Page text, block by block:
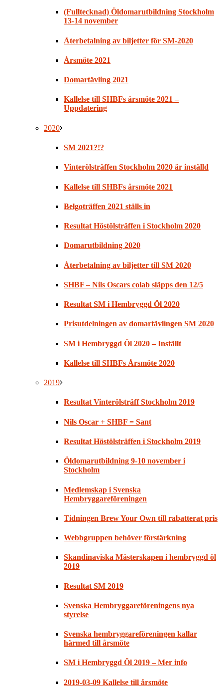
(Fulltecknad) Öldomarutbildning Stockholm
13-14 november
Återbetalning av biljetter för SM-2020
Årsmöte 2021
Domartävling 2021
Kallelse till SHBFs årsmöte 2021 –
Uppdatering
2020
SM 2021?!?
Vinterölsträffen Stockholm 2020 är inställd
Kallelse till SHBFs årsmöte 2021
Belgoträffen 2021 ställs in
Resultat Höstölsträffen i Stockholm 2020
Domarutbildning 2020
Återbetalning av biljetter till SM 2020
SHBF – Nils Oscars colab släpps den 12/5
Resultat SM i Hembryggd Öl 2020
Prisutdelningen av domartävlingen SM 2020
SM i Hembryggd Öl 2020 – Inställt
Kallelse till SHBFs Årsmöte 2020
2019
Resultat Vinterölsträff Stockholm 2019
Nils Oscar + SHBF = Sant
Resultat Höstölsträffen i Stockholm 2019
Öldomarutbildning 9-10 november i
Stockholm
Medlemskap i Svenska
Hembryggareföreningen
Tidningen Brew Your Own till rabatterat pris
Webbgruppen behöver förstärkning
Skandinaviska Mästerskapen i hembryggd öl
2019
Resultat SM 2019
Svenska Hembryggareföreningens nya
styrelse
Svenska hembryggareföreningen kallar
härmed till årsmöte
SM i Hembryggd Öl 2019 – Mer info
2019-03-09 Kallelse till årsmöte